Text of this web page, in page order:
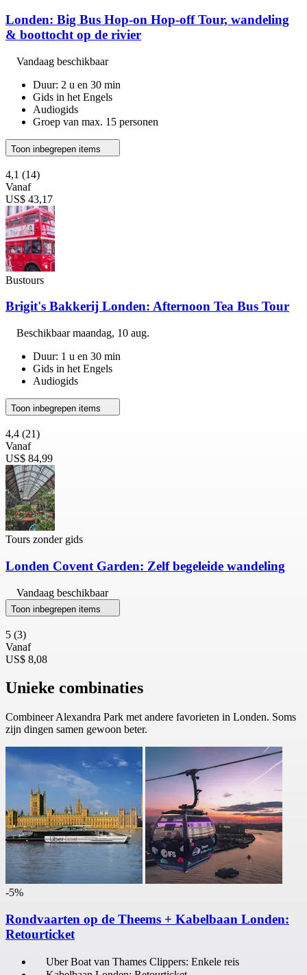
Londen: Big Bus Hop-on Hop-off Tour, wandeling
& boottocht op de rivier
Vandaag beschikbaar
Duur: 2 u en 30 min
Gids in het Engels
Audiogids
Groep van max. 15 personen
Toon inbegrepen items
4,1 (14)
Vanaf
US$ 43,17
Bustours
Brigit's Bakkerij Londen: Afternoon Tea Bus Tour
Beschikbaarmaandag, 10 aug.
Duur: 1 u en 30 min
Gids in het Engels
Audiogids
Toon inbegrepen items
4,4 (21)
Vanaf
US$ 84,99
Tours zonder gids
Londen Covent Garden: Zelf begeleide wandeling
Vandaag beschikbaar
Toon inbegrepen items
5 (3)
Vanaf
US$ 8,08
Unieke combinaties
Combineer Alexandra Park met andere favorieten in Londen. Soms
zijn dingen samen gewoon beter.
-5%
Rondvaarten op de Theems + Kabelbaan Londen:
Retourticket
Uber Boat van Thames Clippers: Enkele reis